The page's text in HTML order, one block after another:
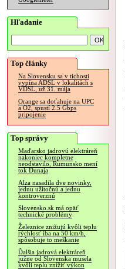
Hľadanie
Top články
Na Slovensku sa v tichosti
vypína ADSL v lokalitách s
VDSL, už 31. mája
Orange sa doťahuje na UPC
a O2, spustí 2.5 Gbps
pripojenie
Top správy
Maďarsko jadrovú elektráreň
nakoniec kompletne
neodstavilo, Rumunsko mení
tok Dunaja
Alza nasadila dve novinky,
jednu užitočnú a jednu
kontroverznú
Slovensko.sk má opäť
technické problémy
Železnice znižujú kvôli teplu
rýchlosť iba na 50 km/h,
spôsobuje to meškanie
Ďalšia jadrová elektráreň
južne od Slovenska musela
kvôli teplu znížiť výkon